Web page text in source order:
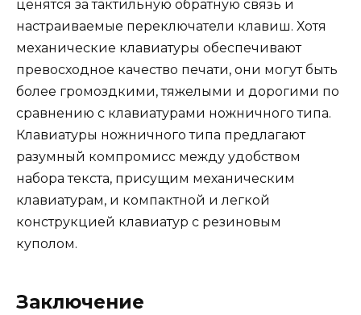
ценятся за тактильную обратную связь и
настраиваемые переключатели клавиш. Хотя
механические клавиатуры обеспечивают
превосходное качество печати, они могут быть
более громоздкими, тяжелыми и дорогими по
сравнению с клавиатурами ножничного типа.
Клавиатуры ножничного типа предлагают
разумный компромисс между удобством
набора текста, присущим механическим
клавиатурам, и компактной и легкой
конструкцией клавиатур с резиновым
куполом.
Заключение